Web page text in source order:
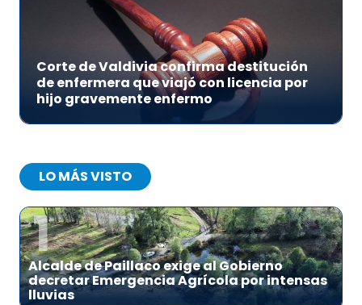
Corte de Valdivia confirma destitución
de enfermera que viajó con licencia por
hijo gravemente enfermo
LO MÁS VISTO
1
Alcalde de Paillaco exige al Gobierno
decretar Emergencia Agrícola por intensas
lluvias